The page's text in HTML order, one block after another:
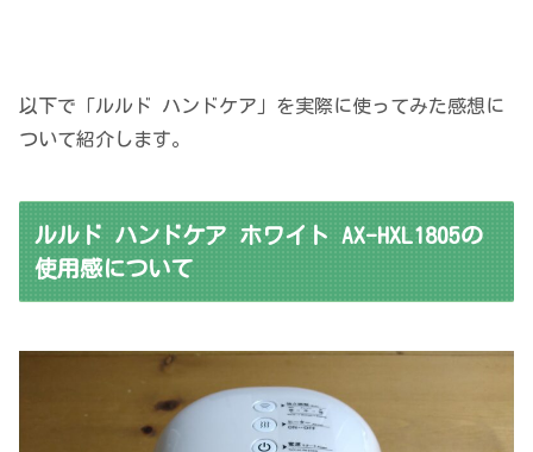
以下で「ルルド ハンドケア」を実際に使ってみた感想に
ついて紹介します。
ルルド ハンドケア ホワイト AX-HXL1805の
使用感について